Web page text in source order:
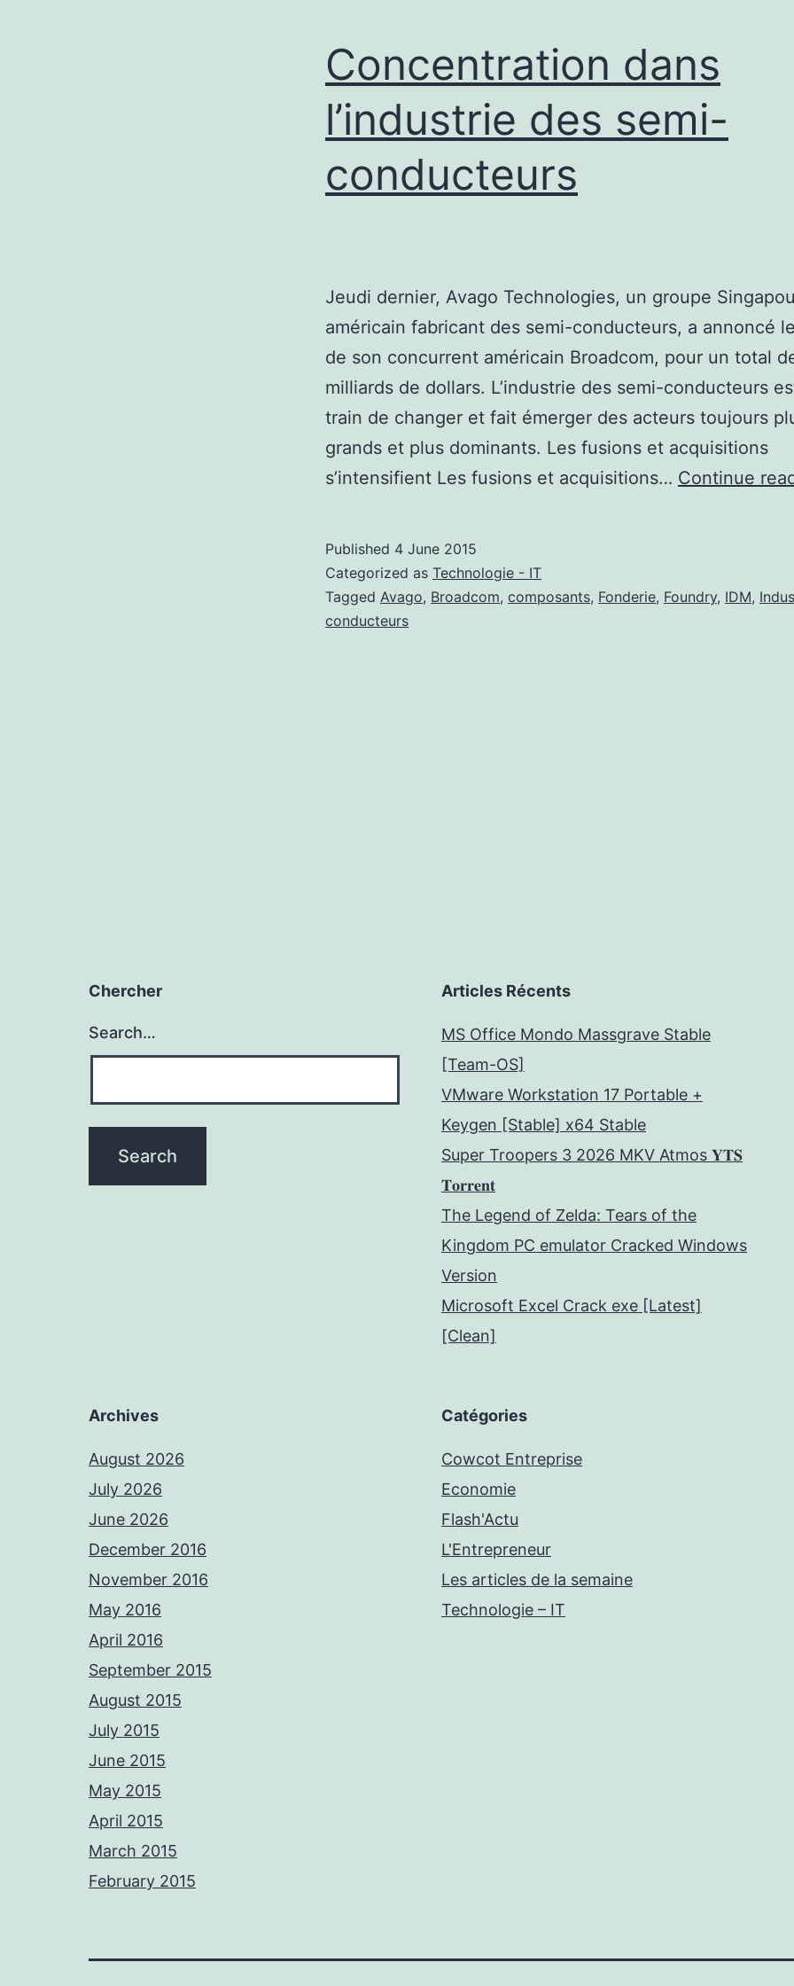
Concentration dans
l’industrie des semi-
conducteurs
Jeudi dernier, Avago Technologies, un groupe
américain fabricant des semi-conducteurs, a annoncé
de son concurrent américain Broadcom, pour un total
milliards de dollars. L’industrie des semi-conducteurs
train de changer et fait émerger des acteurs toujours
grands et plus dominants. Les fusions et acquisitions
s’intensifient Les fusions et acquisitions… Continue
Published 4 June 2015
Categorized as Technologie - IT
Tagged Avago, Broadcom, composants, Fonderie, Foundry, IDM,
conducteurs
Chercher
Search…
Articles Récents
MS Office Mondo Massgrave Stable
[Team-OS]
VMware Workstation 17 Portable +
Keygen [Stable] x64 Stable
Super Troopers 3 2026 MKV Atmos 𝐘𝐓𝐒
𝐓𝐨𝐫𝐫𝐞𝐧𝐭
The Legend of Zelda: Tears of the
Kingdom PC emulator Cracked Windows
Version
Microsoft Excel Crack exe [Latest]
[Clean]
Archives
August 2026
July 2026
June 2026
December 2016
November 2016
May 2016
April 2016
September 2015
August 2015
July 2015
June 2015
May 2015
April 2015
March 2015
February 2015
Catégories
Cowcot Entreprise
Economie
Flash'Actu
L'Entrepreneur
Les articles de la semaine
Technologie – IT